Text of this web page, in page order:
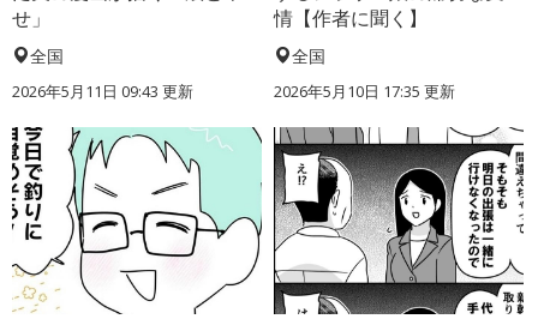
せ」
全国
2026年5月11日 09:43 更新
情【作者に聞く】
全国
2026年5月10日 17:35 更新